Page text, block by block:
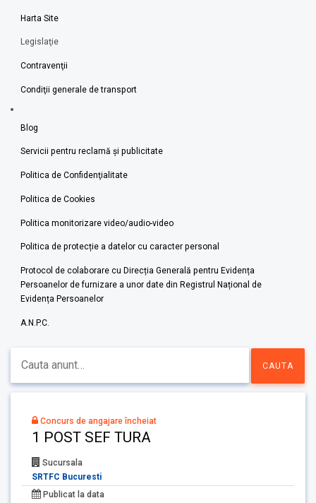
Harta Site
Legislaţie
Contravenţii
Condiţii generale de transport
Blog
Servicii pentru reclamă și publicitate
Politica de Confidenţialitate
Politica de Cookies
Politica monitorizare video/audio-video
Politica de protecție a datelor cu caracter personal
Protocol de colaborare cu Direcția Generală pentru Evidența
Persoanelor de furnizare a unor date din Registrul Național de
Evidența Persoanelor
A.N.P.C.
Concurs de angajare încheiat
1 POST SEF TURA
Sucursala
SRTFC Bucuresti
Publicat la data